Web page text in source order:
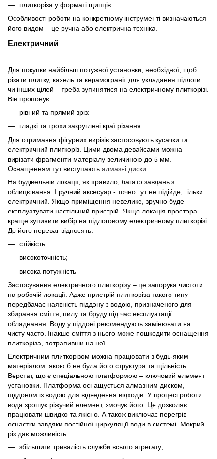
плиткоріза у форматі щипців.
Особливості роботи на конкретному інструменті визначаються
його видом – це ручна або електрична техніка.
Електричний
Для покупки найбільш потужної установки, необхідної, щоб
різати плитку, кахель та керамограніт для укладання підлоги
чи інших цілей – треба зупинятися на електричному плиткорізі.
Він пропонує:
рівний та прямий зріз;
гладкі та трохи закруглені краї різання.
Для отримання фігурних вирізів застосовують кусачки та
електричний плиткоріз. Цими двома девайсами можна
вирізати фрагменти матеріалу величиною до 5 мм.
Оснащенням тут виступають алмазні диски
На будівельній локації, як правило, багато завдань з
облицювання. І ручний аксесуар - точно тут не підійде, тільки
електричний. Якщо приміщення невелике, зручно буде
експлуатувати настільний пристрій. Якщо локація простора –
краще зупинити вибір на підлоговому електричному плиткорізі.
До його переваг відносять:
стійкість;
високоточність;
висока потужність.
Застосування електричного плиткорізу – це запорука чистоти
на робочій локації. Адже пристрій плиткоріза такого типу
передбачає наявність піддону з водою, призначеного для
збирання сміття, пилу та бруду під час експлуатації
обладнання. Воду у піддоні рекомендують замінювати на
чисту часто. Інакше сміття з нього може пошкодити оснащення
плиткоріза, потрапивши на неї.
Електричним плиткорізом можна працювати з будь-яким
матеріалом, якою б не була його структура та щільність.
Верстат, що є спеціальною платформою – ключовий елемент
установки. Платформа оснащується алмазним диском,
піддоном із водою для відведення відходів. У процесі роботи
вода зрошує ріжучий елемент, змочує його. Це дозволяє
працювати швидко та якісно. А також виключає перегрів
оснастки завдяки постійної циркуляції води в системі. Мокрий
різ дає можливість:
збільшити тривалість служби всього агрегату;